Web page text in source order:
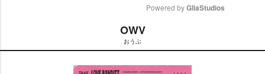
t
e
Powered by GliaStudios
OWV
おうぶ